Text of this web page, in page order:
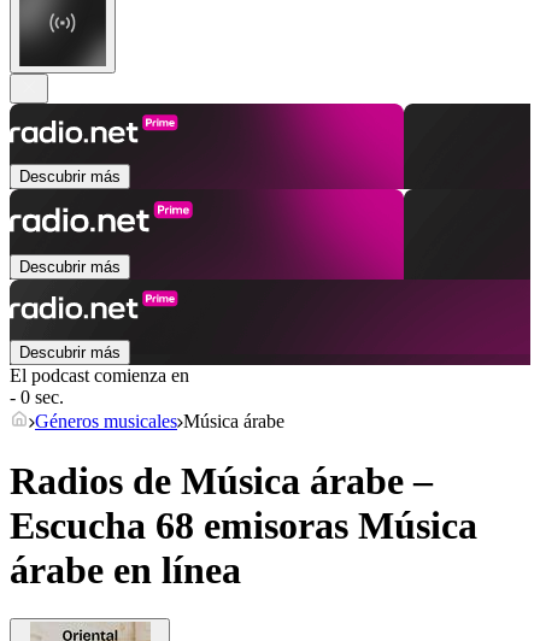
Descubrir más
Descubrir más
Descubrir más
El podcast comienza en
- 0 sec.
Géneros musicales Música árabe
Radios de Música árabe –
Escucha 68 emisoras Música
árabe en línea